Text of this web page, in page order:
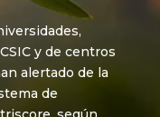
y de centros
alertado de la
de